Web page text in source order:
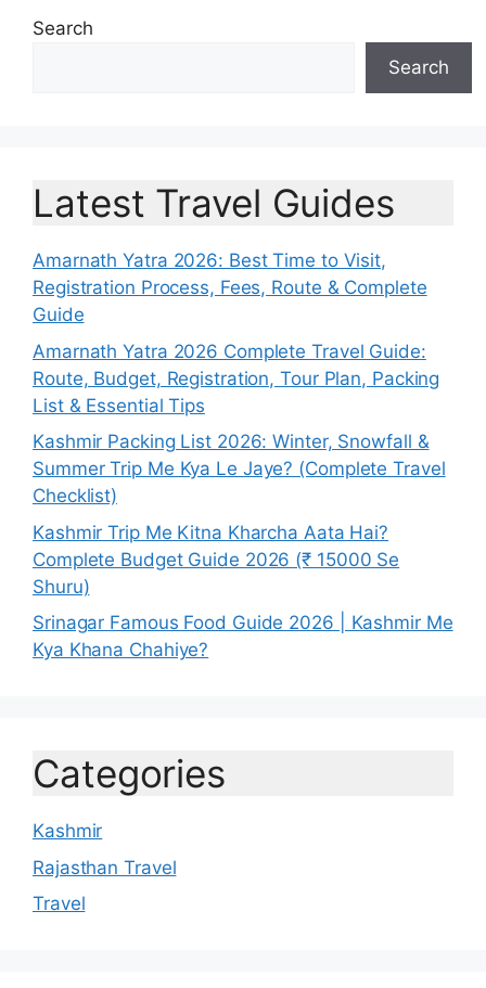
Search
Search
Latest Travel Guides
Amarnath Yatra 2026: Best Time to Visit,
Registration Process, Fees, Route & Complete
Guide
Amarnath Yatra 2026 Complete Travel Guide:
Route, Budget, Registration, Tour Plan, Packing
List & Essential Tips
Kashmir Packing List 2026: Winter, Snowfall &
Summer Trip Me Kya Le Jaye? (Complete Travel
Checklist)
Kashmir Trip Me Kitna Kharcha Aata Hai?
Complete Budget Guide 2026 (₹ 15000 Se
Shuru)
Srinagar Famous Food Guide 2026 | Kashmir Me
Kya Khana Chahiye?
Categories
Kashmir
Rajasthan Travel
Travel